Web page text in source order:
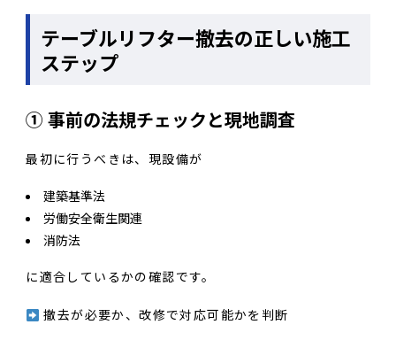
テーブルリフター撤去の正しい施工
ステップ
① 事前の法規チェックと現地調査
最初に行うべきは、現設備が
建築基準法
労働安全衛生関連
消防法
に適合しているかの確認です。
撤去が必要か、改修で対応可能かを判断